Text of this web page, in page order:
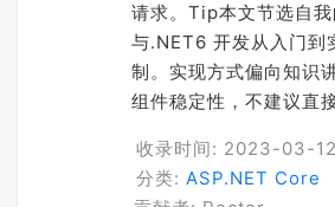
请求。Tip本文节选自
与.NET6 开发从入门到
制。实现方式偏向知识
组件稳定性，不建议直
收录时间: 2023-03-12
分类: ASP.NET Core